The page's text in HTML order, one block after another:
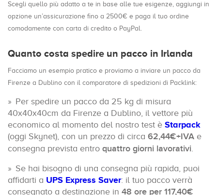
Scegli quello più adatto a te in base alle tue esigenze, aggiungi in
opzione un’assicurazione fino a 2500€ e paga il tuo ordine
comodamente con carta di credito o PayPal.
Quanto costa spedire un pacco in Irlanda
Facciamo un esempio pratico e proviamo a inviare un pacco da
Firenze a Dublino con il comparatore di spedizioni di Packlink:
Per spedire un pacco da 25 kg di misura
40x40x40cm da Firenze a Dublino, il vettore più
economico al momento del nostro test è Starpack
(oggi Skynet), con un prezzo di circa 62,44€+IVA e
consegna prevista entro quattro giorni lavorativi.
Se hai bisogno di una consegna più rapida, puoi
affidarti a UPS Express Saver: il tuo pacco verrà
consegnato a destinazione in 48 ore per 117,40€